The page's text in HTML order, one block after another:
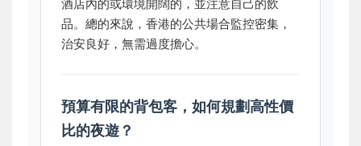
酒店內的或環境開闊的，並注意自己的飲
品。總的來說，香港的公共場合監控密集，
治安良好，無需過度擔心。
預算有限的背包客，如何規劃高性價
比的夜遊？